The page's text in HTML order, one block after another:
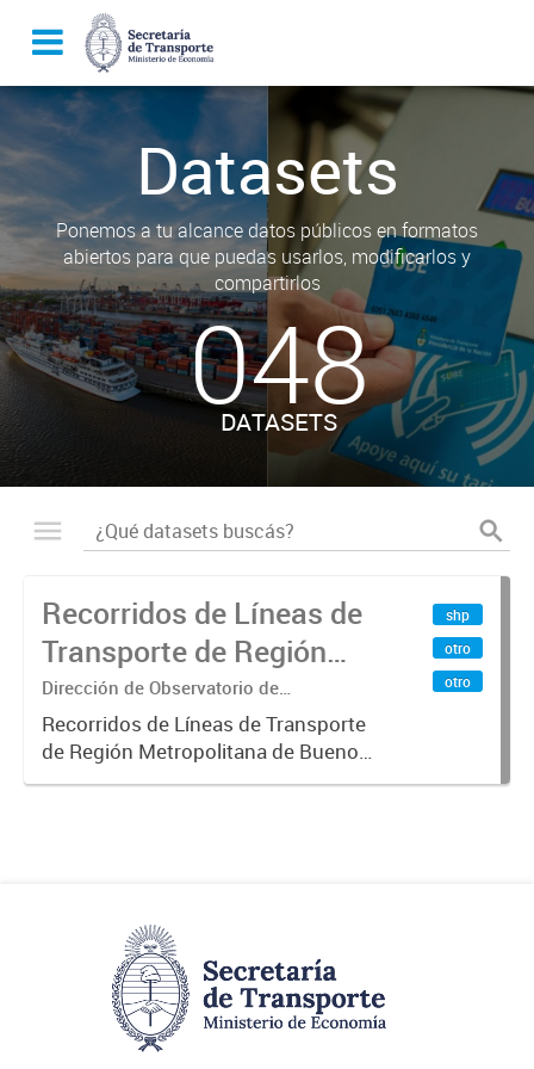
Datasets
Ponemos a tu alcance datos públicos en formatos
abiertos para que puedas usarlos, modificarlos y
compartirlos
048
DATASETS
Recorridos de Líneas de
Transporte de Región
Metropolitana de
Buenos Aires (RMBA)
Dirección de Observatorio de
Transporte, Estudio y Sistemas
Recorridos de Líneas de Transporte
de Región Metropolitana de Buenos
Aires (RMBA).-
shp
otro
otro